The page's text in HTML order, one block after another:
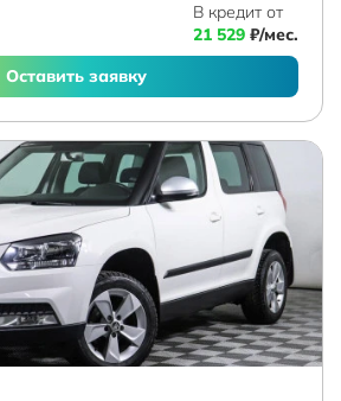
В кредит от
21 529 ₽/мес.
Оставить заявку